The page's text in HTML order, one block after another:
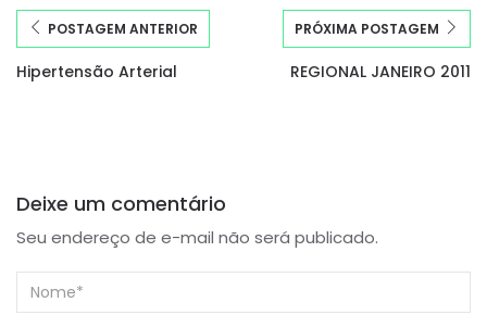
POSTAGEM ANTERIOR
Hipertensão Arterial
PRÓXIMA POSTAGEM
REGIONAL JANEIRO 2011
Deixe um comentário
Seu endereço de e-mail não será publicado.